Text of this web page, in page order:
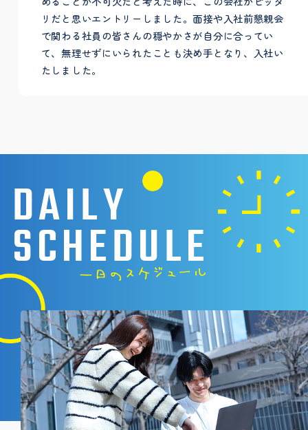
リだと思いエントリーしました。面接や入社前懇親会
で関わる社員の皆さんの穏やかさが自分に合ってい
て、無理せずにいられたことも決め手となり、入社い
たしました。
DAILY
SCHEDULE